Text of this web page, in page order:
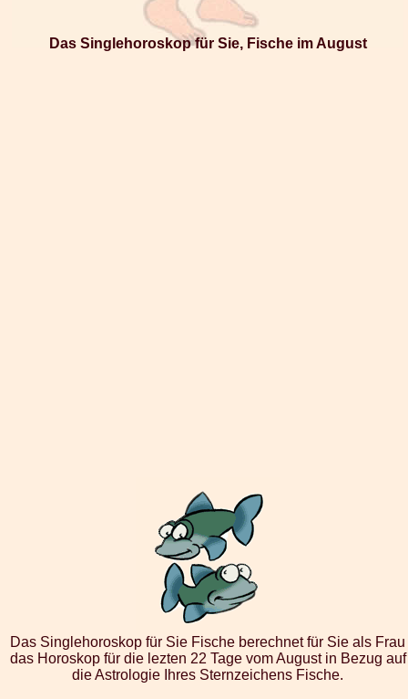
Das Singlehoroskop für Sie, Fische im August
Das Singlehoroskop für Sie Fische berechnet für Sie als Frau
das Horoskop für die lezten 22 Tage vom August in Bezug auf
die Astrologie Ihres Sternzeichens Fische.